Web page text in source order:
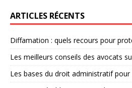
ARTICLES RÉCENTS
Diffamation : quels recours pour
Les meilleurs conseils des avocats
Les bases du droit administratif